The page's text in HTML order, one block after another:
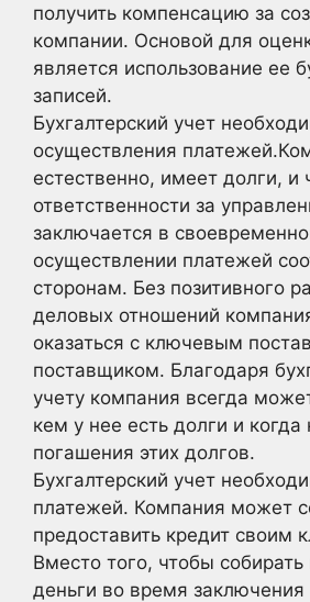
получить компенсацию за
компании. Основой для
является использование ее
записей.
Бухгалтерский учет
осуществления
естественно, имеет долги, и
ответственности за
заключается в
осуществлении платежей
сторонам. Без позитивного
деловых отношений
оказаться с ключевым
поставщиком. Благодаря
учету компания всегда
кем у нее есть долги и когда
погашения этих долгов.
Бухгалтерский учет
платежей. Компания может
предоставить кредит своим
Вместо того, чтобы
деньги во время